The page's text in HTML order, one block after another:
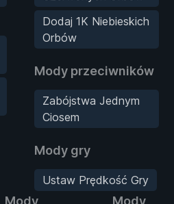
Dodaj 1K Niebieskich
Orbów
Mody przeciwników
Zabójstwa Jednym
Ciosem
Mody gry
Ustaw Prędkość Gry
Mody
Mody